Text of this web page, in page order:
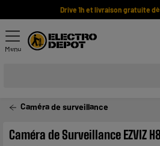
Drive 1h et livraison gratuite
Menu
Caméra de surveillance
Caméra de Surveillance EZVIZ